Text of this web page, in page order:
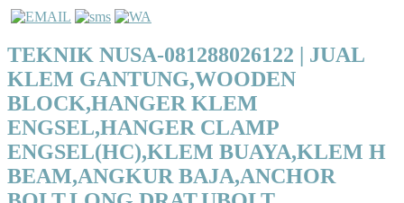
TEKNIK NUSA-081288026122 | JUAL
KLEM GANTUNG,WOODEN
BLOCK,HANGER KLEM
ENGSEL,HANGER CLAMP
ENGSEL(HC),KLEM BUAYA,KLEM H
BEAM,ANGKUR BAJA,ANCHOR